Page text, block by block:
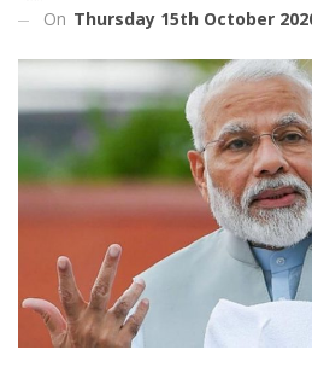
On Thursday 15th October